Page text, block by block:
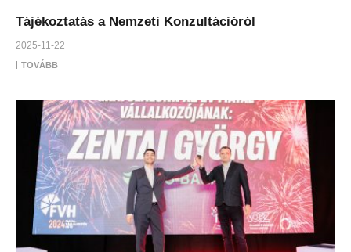
Tájékoztatás a Nemzeti Konzultációról
2025-11-22
TOVÁBB